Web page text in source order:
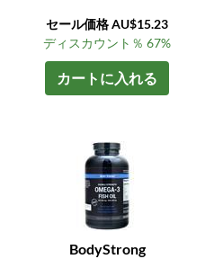
セール価格 AU$15.23
ディスカウント％ 67%
カートに入れる
BodyStrong